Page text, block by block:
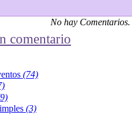
No hay Comentarios.
comentario
(74)
(3)